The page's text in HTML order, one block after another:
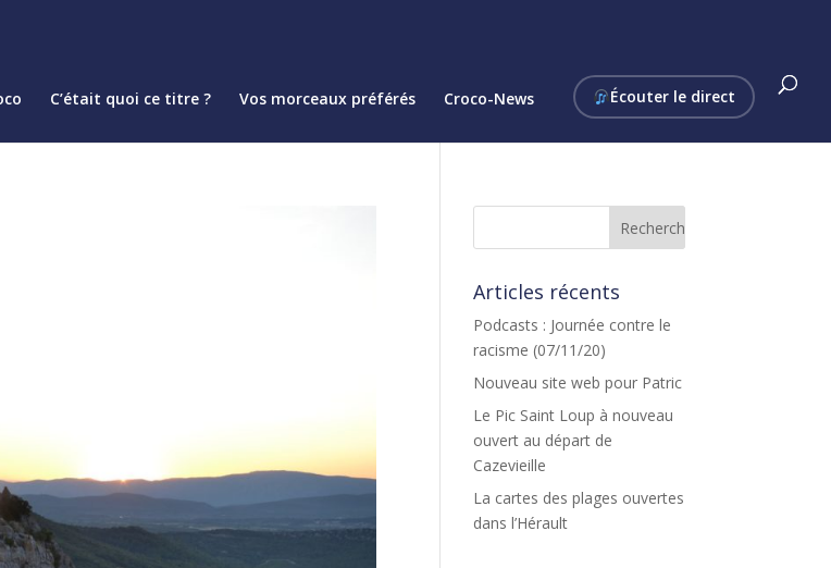
C’était quoi ce titre ? Vos morceaux préférés Croco-News Écouter le direct
Articles récents
Podcasts : Journée contre le
racisme (07/11/20)
Nouveau site web pour Patric
Le Pic Saint Loup à nouveau
ouvert au départ de
Cazevieille
La cartes des plages ouvertes
dans l’Hérault